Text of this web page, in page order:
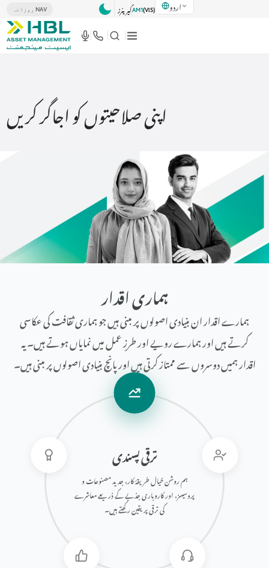
روزانہ NAV کیریئرزAM1(VlS) اردو
اپنی صلاحیتوں کو اجاگر کریں
ہماری اقدار
ہمارے اقدار ان بنیادی اصولوں پر مبنی ہیں جو ہماری ثقافت کی عکاسی
کرتے ہیں اور ہمارے رویے اور طرزِ عمل میں نمایاں ہوتے ہیں۔ یہ
اقدار ہمیں دوسروں سے ممتاز کرتی ہیں اور پانچ بنیادی اصولوں پر مبنی ہیں۔
ترقی پسندی
ہم روشن خیال طریقۂ کار، جدید مصنوعات و
پروسیسز، اور کاروباری جذبے کے ذریعے معاشرے
کی ترقی پر یقین رکھتے ہیں۔